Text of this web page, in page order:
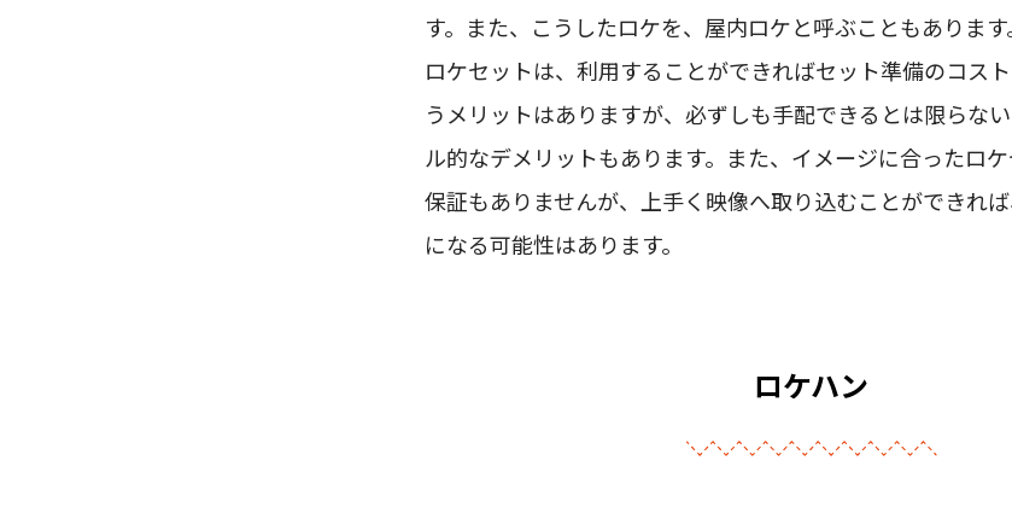
す。また、こうしたロケを、屋内ロケと呼ぶこともあります
ロケセットは、利用することができればセット準備のコス
うメリットはありますが、必ずしも手配できるとは限らな
ル的なデメリットもあります。また、イメージに合ったロ
保証もありませんが、上手く映像へ取り込むことができれ
になる可能性はあります。
ロケハン